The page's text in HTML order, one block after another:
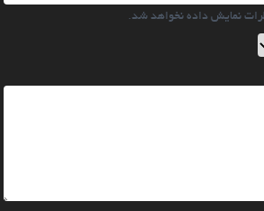
نمایش داده نخواهد شد.